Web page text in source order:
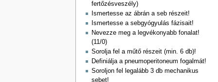
fertőzésveszély)
Ismertesse az ábrán a seb részeit!
Ismertesse a sebgyógyulás fázisait!
Nevezze meg a legvékonyabb fonalat!
(11/0)
Sorolja fel a műtő részeit (min. 6 db)!
Definiálja a pneumoperitoneum fogalmát!
Soroljon fel legalább 3 db mechanikus
sebet!